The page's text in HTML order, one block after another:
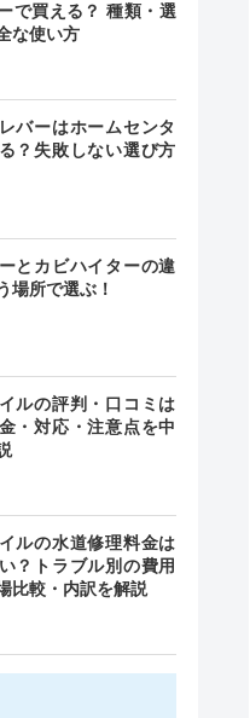
で買える？ 種類・選
な使い方
バーはホームセンタ
？失敗しない選び方
とカビハイターの違
場所で選ぶ！
ルの評判・口コミは
・対応・注意点を中
ルの水道修理料金は
？トラブル別の費用
比較・内訳を解説